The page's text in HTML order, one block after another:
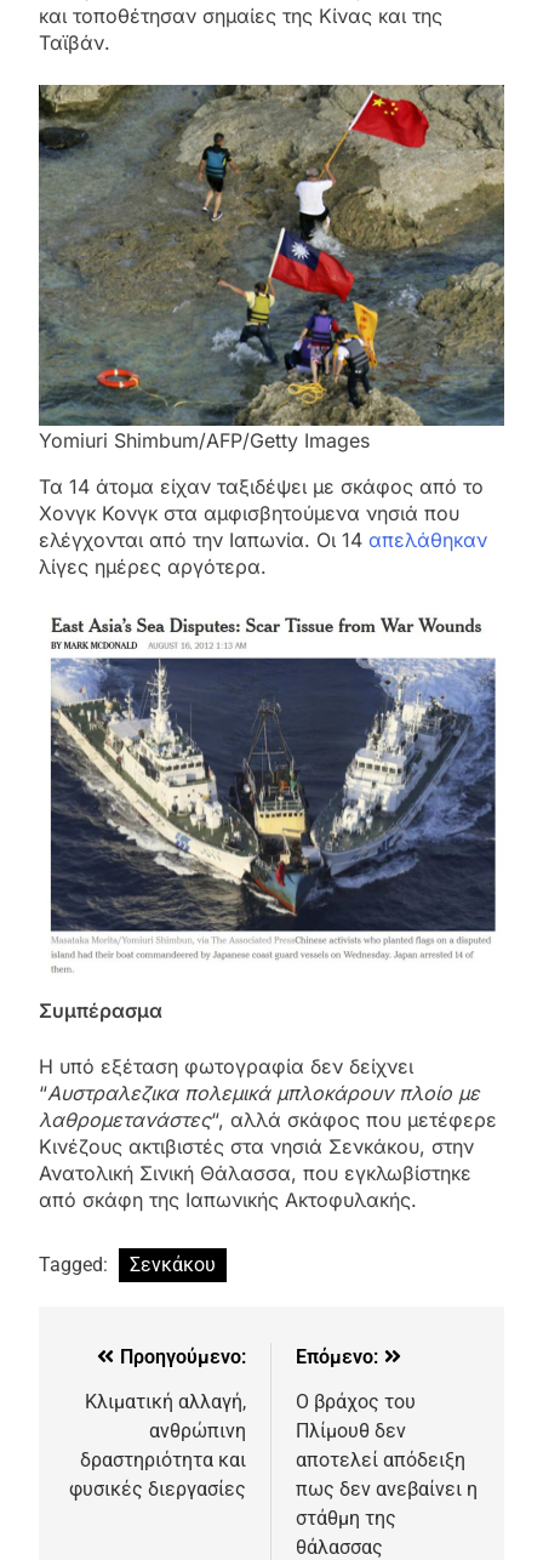
και τοποθέτησαν σημαίες της Κίνας και της
Ταϊβάν.
Yomiuri Shimbum/AFP/Getty Images
Τα 14 άτομα είχαν ταξιδέψει με σκάφος από το
Χονγκ Κονγκ στα αμφισβητούμενα νησιά που
ελέγχονται από την Ιαπωνία. Οι 14 απελάθηκαν
λίγες ημέρες αργότερα.
Συμπέρασμα
Η υπό εξέταση φωτογραφία δεν δείχνει
“Aυστραλεζικα πολεμικά μπλοκάρουν πλοίο με
λαθρομετανάστες“, αλλά σκάφος που μετέφερε
Κινέζους ακτιβιστές στα νησιά Σενκάκου, στην
Ανατολική Σινική Θάλασσα, που εγκλωβίστηκε
από σκάφη της Ιαπωνικής Ακτοφυλακής.
Tagged: Σενκάκου
Προηγούμενο:
Κλιματική αλλαγή,
ανθρώπινη
δραστηριότητα και
φυσικές διεργασίες
Επόμενο:
Ο βράχος του
Πλίμουθ δεν
αποτελεί απόδειξη
πως δεν ανεβαίνει η
στάθμη της
θάλασσας